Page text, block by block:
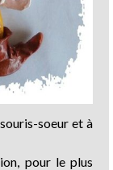
soeur et à
pour le plus